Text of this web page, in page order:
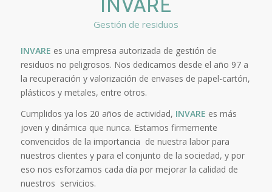
Gestión de residuos
INVARE es una empresa autorizada de gestión de
residuos no peligrosos. Nos dedicamos desde el año 97 a
la recuperación y valorización de envases de papel-cartón,
plásticos y metales, entre otros.
Cumplidos ya los 20 años de actividad, INVARE es más
joven y dinámica que nunca. Estamos firmemente
convencidos de la importancia de nuestra labor para
nuestros clientes y para el conjunto de la sociedad, y por
eso nos esforzamos cada día por mejorar la calidad de
nuestros servicios.